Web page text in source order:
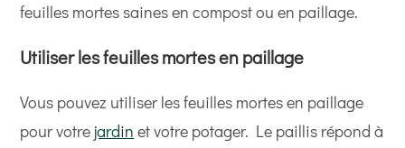
feuilles mortes saines en compost ou en paillage.
Utiliser les feuilles mortes en paillage
Vous pouvez utiliser les feuilles mortes en paillage
pour votre jardin et votre potager. Le paillis répond à